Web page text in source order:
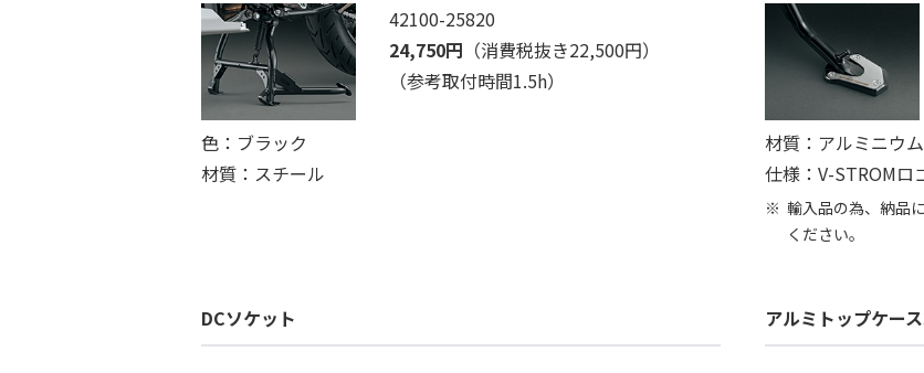
42100-25820
24,750円 （消費税抜き22,500円）
（参考取付時間1.5h）
色：ブラック
材質：スチール
材質：アルミニウ
仕様：V-STROMロ
輸入品の為、納品
ください。
DCソケット アルミトップケー